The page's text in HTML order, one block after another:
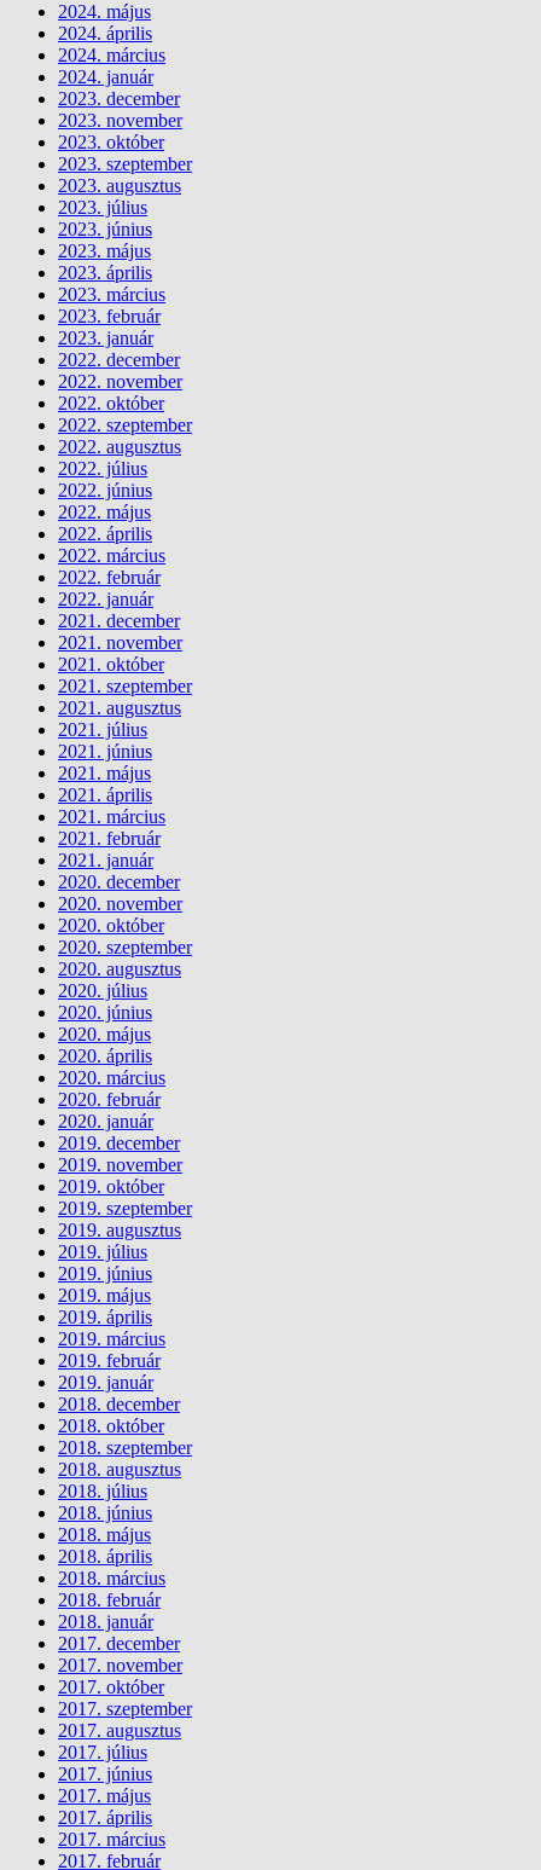
2024. május
2024. április
2024. március
2024. január
2023. december
2023. november
2023. október
2023. szeptember
2023. augusztus
2023. július
2023. június
2023. május
2023. április
2023. március
2023. február
2023. január
2022. december
2022. november
2022. október
2022. szeptember
2022. augusztus
2022. július
2022. június
2022. május
2022. április
2022. március
2022. február
2022. január
2021. december
2021. november
2021. október
2021. szeptember
2021. augusztus
2021. július
2021. június
2021. május
2021. április
2021. március
2021. február
2021. január
2020. december
2020. november
2020. október
2020. szeptember
2020. augusztus
2020. július
2020. június
2020. május
2020. április
2020. március
2020. február
2020. január
2019. december
2019. november
2019. október
2019. szeptember
2019. augusztus
2019. július
2019. június
2019. május
2019. április
2019. március
2019. február
2019. január
2018. december
2018. október
2018. szeptember
2018. augusztus
2018. július
2018. június
2018. május
2018. április
2018. március
2018. február
2018. január
2017. december
2017. november
2017. október
2017. szeptember
2017. augusztus
2017. július
2017. június
2017. május
2017. április
2017. március
2017. február